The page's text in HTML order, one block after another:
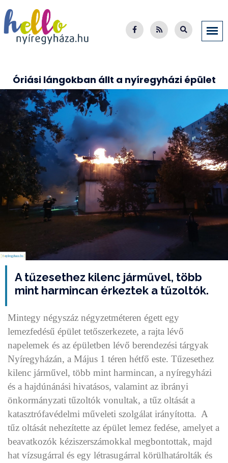
Óriási lángokban állt a nyíregyházi épület
A tűzesethez kilenc járművel, több
mint harmincan érkeztek a tűzoltók.
Mintegy négyszáz négyzetméteren égett egy
lemezfedésű épület tetőszerkezete, a rajta lévő
napelemek és az épületben lévő berendezési tárgyak
Nyíregyházán, a Május 1 téren hétfő este. Tűzesethez
kilenc járművel, több mint harmincan, a nyíregyházi
és a hajdúnánási hivatásos, valamint az ibrányi
önkormányzati tűzoltók vonultak, a tűz oltását a
katasztrófavédelmi műveleti szolgálat irányította. A
tűz oltását nehezítette az épület lemez fedése, amelyet a
beavatkozók kéziszerszámokkal megbontottak, majd
hat vízsugárral és egy létrasugárral körülhatárolták és